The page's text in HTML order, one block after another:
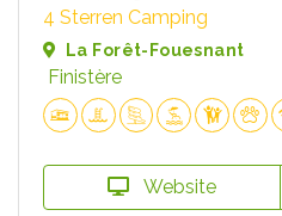
4 Sterren Camping
La Forêt-Fouesnant
Finistère
Website